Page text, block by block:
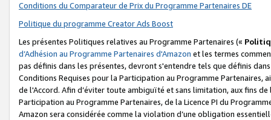
Conditions du Comparateur de Prix du Programme Partenaires DE
Politique du programme Creator Ads Boost
Les présentes Politiques relatives au Programme Partenaires («
d’Adhésion au Programme Partenaires d'Amazon et les termes
pas définis dans les présentes, devront s'entendre tels que définis
Conditions Requises pour la Participation au Programme Partenaires,
de l'Accord. Afin d’éviter toute ambiguïté et sans limitation, aux fins
Participation au Programme Partenaires, de la Licence PI du
Amazon sera considérée comme la violation d’une obligation